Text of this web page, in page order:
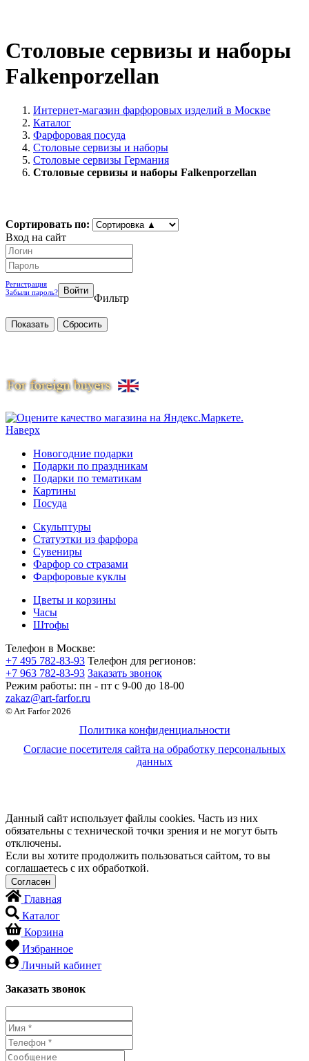
Столовые сервизы и наборы
Falkenporzellan
Интернет-магазин фарфоровых изделий в Москве
Каталог
Фарфоровая посуда
Столовые сервизы и наборы
Столовые сервизы Германия
Столовые сервизы и наборы Falkenporzellan
Сортировать по:
Вход на сайт
Регистрация
Забыли пароль?
Фильтр
Наверх
Новогодние подарки
Подарки по праздникам
Подарки по тематикам
Картины
Посуда
Скульптуры
Статуэтки из фарфора
Сувениры
Фарфор со стразами
Фарфоровые куклы
Цветы и корзины
Часы
Штофы
Телефон в Москве:
+7 495 782-83-93 Телефон для регионов:
+7 963 782-83-93 Заказать звонок
Режим работы: пн - пт c 9-00 до 18-00
zakaz@art-farfor.ru
© Art Farfor 2026
Политика конфиденциальности
Согласие посетителя сайта на обработку персональных
данных
Данный сайт использует файлы cookies. Часть из них
обязательны с технической точки зрения и не могут быть
отключены.
Если вы хотите продолжить пользоваться сайтом, то вы
соглашаетесь с их обработкой.
Главная
Каталог
Корзина
Избранное
Личный кабинет
Заказать звонок